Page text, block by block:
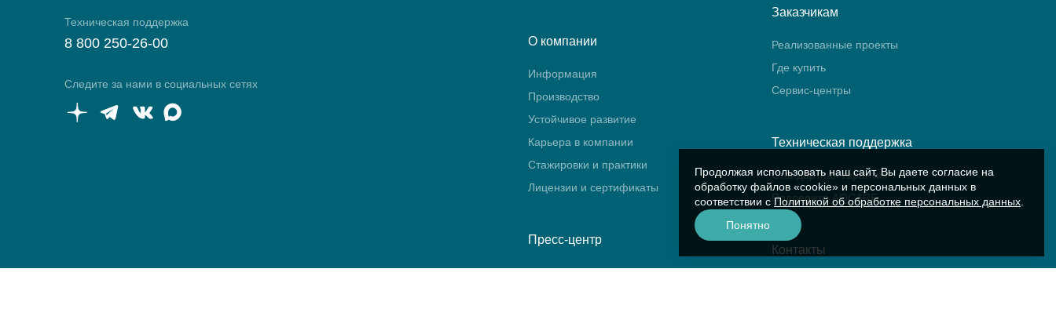
Техническая поддержка
8 800 250-26-00
Следите за нами в социальных сетях
О компании
Информация
Производство
Устойчивое развитие
Карьера в компании
Стажировки и практики
Лицензии и сертификаты
Пресс-центр
Новости
Заказчикам
Реализованные проекты
Где купить
Сервис-центры
Техническая поддержка
Стандартная гарантия
Поддержка AQCARE
Контакты
Продолжая использовать наш сайт, Вы даете согласие на
обработку файлов «cookie» и персональных данных в
соответствии сПолитикой об обработке персональных данных
Понятно